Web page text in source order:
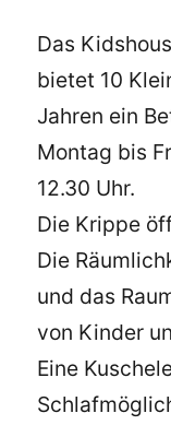
Das
bietet 10
Jahren ein
Montag bis
12.30 Uhr.
Die Krippe
Die
und das
von Kinder
Eine